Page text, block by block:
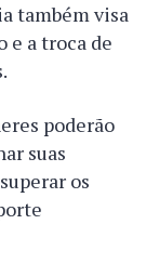
também visa
e a troca de
poderão
suas
os